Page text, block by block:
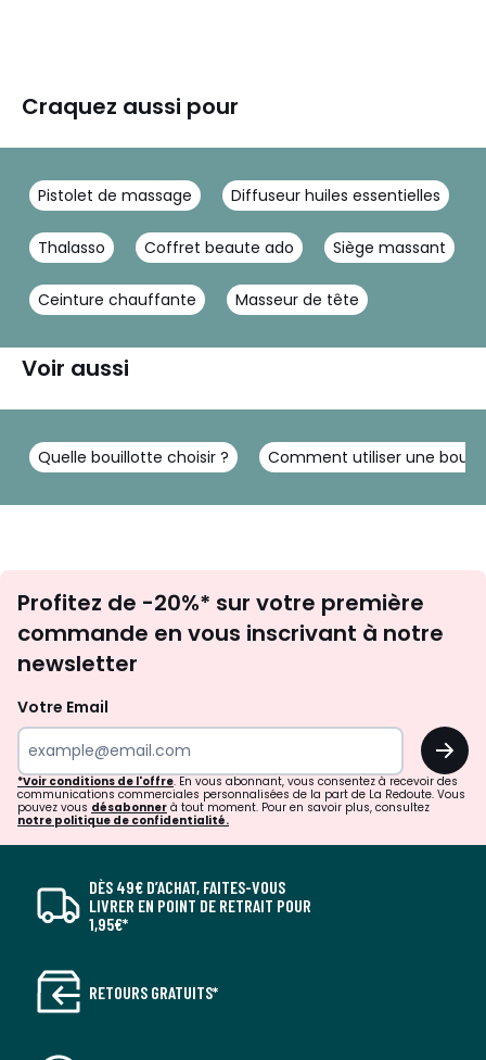
Craquez aussi pour
Pistolet de massage Diffuseur huiles essentielles
Thalasso Coffret beaute ado Siège massant
Ceinture chauffante Masseur de tête
Voir aussi
Quelle bouillotte choisir ? Comment utiliser une
newsletter
Profitez de -20%* sur votre première
commande en vous inscrivant à notre
newsletter
Votre Email
OK
*Voir conditions de l'offre. En vous abonnant, vous consentez à recevoir des
communications commerciales personnalisées de la part de La Redoute. Vous
pouvez vous désabonner à tout moment. Pour en savoir plus, consultez
notre politique de confidentialité.
DÈS 49€ D’ACHAT, FAITES-VOUS
LIVRER EN POINT DE RETRAIT POUR
1,95€*
RETOURS GRATUITS*